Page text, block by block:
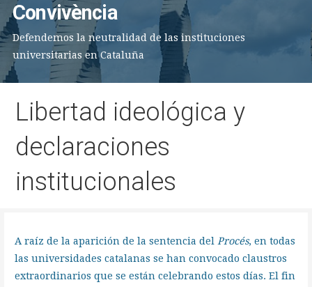
Convivència
Defendemos la neutralidad de las instituciones
universitarias en Cataluña
Libertad ideológica y
declaraciones
institucionales
A raíz de la aparición de la sentencia del Procés, en todas
las universidades catalanas se han convocado claustros
extraordinarios que se están celebrando estos días. El fin